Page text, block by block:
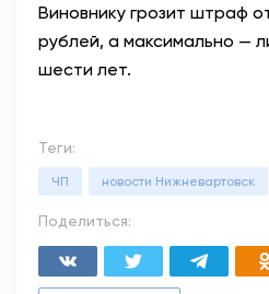
Виновнику грозит штраф
рублей, а максимально —
шести лет.
Теги:
ЧП новости Нижневартовск
Поделиться: